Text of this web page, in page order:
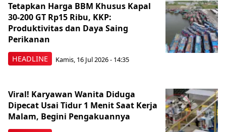
HEADLINE
Tetapkan Harga BBM Khusus Kapal
30-200 GT Rp15 Ribu, KKP:
Produktivitas dan Daya Saing
Perikanan
Kamis, 16 Jul 2026 - 14:35
Viral! Karyawan Wanita Diduga
Dipecat Usai Tidur 1 Menit Saat Kerja
Malam, Begini Pengakuannya